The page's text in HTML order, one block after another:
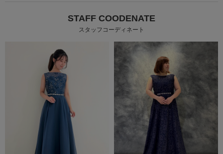
STAFF COODENATE
スタッフコーディネート